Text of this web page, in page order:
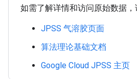
如需了解详情和访问原始数据，
JPSS 气溶胶页面
算法理论基础文档
Google Cloud JPSS 主页